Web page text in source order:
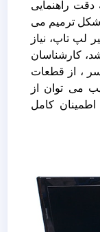
دقت راهنمایی
شکل ترمیم می
لپ تاپ، نیاز
کارشناسان
، از قطعات
می توان از
کامل